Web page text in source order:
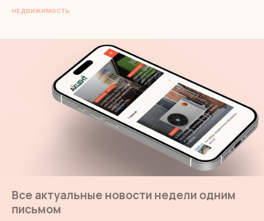
НЕДВИЖИМОСТЬ
Все актуальные новости недели одним
письмом